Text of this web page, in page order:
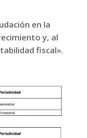
en la
y, al
fiscal».